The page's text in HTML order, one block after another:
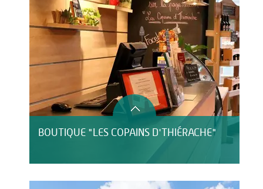
BOUTIQUE "LES COPAINS D'THIÉRACHE"